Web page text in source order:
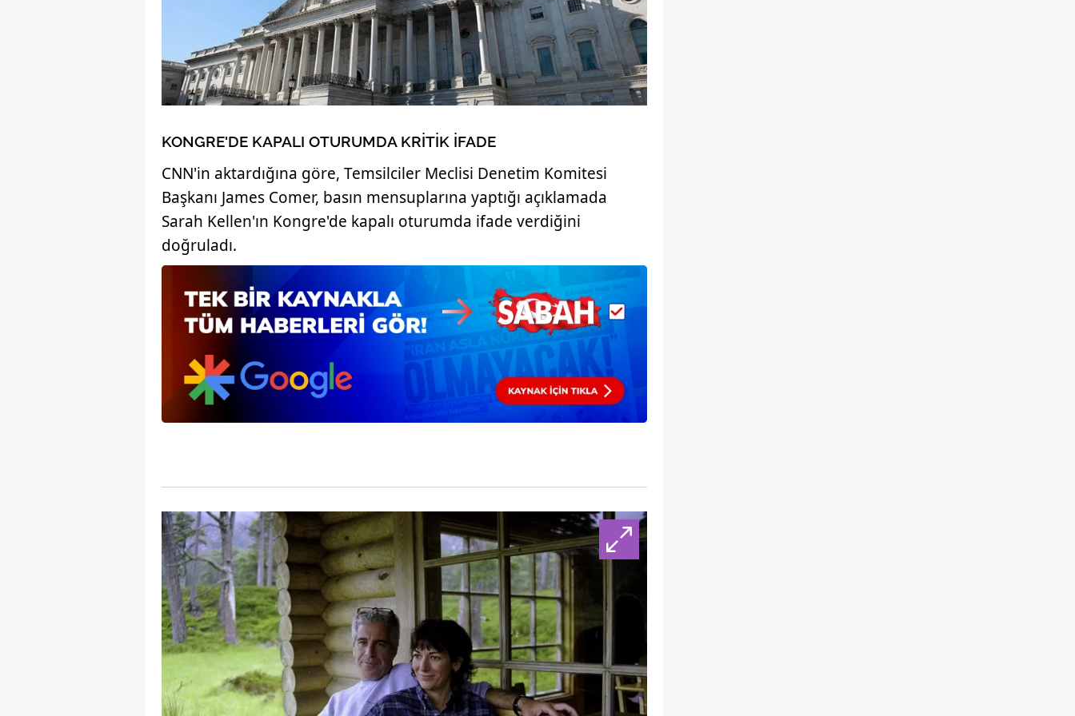
mevzuata uygun olarak kullanılan çerezlerle ilgili bilgi almak için lütfentıklayınız.
KONGRE'DE KAPALI OTURUMDA KRİTİK İFADE
CNN'in aktardığına göre, Temsilciler Meclisi Denetim Komitesi
Başkanı James Comer, basın mensuplarına yaptığı açıklamada
Sarah Kellen'ın Kongre'de kapalı oturumda ifade verdiğini
doğruladı.